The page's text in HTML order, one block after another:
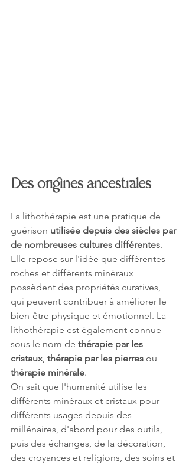
Des origines ancestrales
La lithothérapie est une pratique de
guérison utilisée depuis des siècles par
de nombreuses cultures différentes.
Elle repose sur l'idée que différentes
roches et différents minéraux
possèdent des propriétés curatives,
qui peuvent contribuer à améliorer le
bien-être physique et émotionnel. La
lithothérapie est également connue
sous le nom de thérapie par les
cristaux thérapie par les pierres ou
thérapie minérale.
On sait que l'humanité utilise les
différents minéraux et cristaux pour
différents usages depuis des
millénaires, d'abord pour des outils,
puis des échanges, de la décoration,
des croyances et religions, des soins et